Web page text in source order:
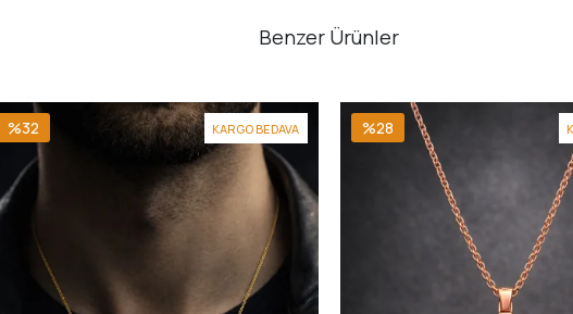
Benzer Ürünler
KARGO BEDAVA
%32 %28